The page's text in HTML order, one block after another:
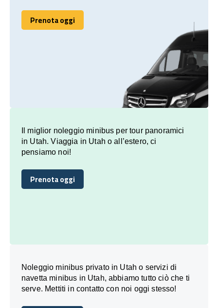
Prenota oggi
Prenota oggi
Il miglior noleggio minibus per tour panoramici
in Utah. Viaggia in Utah o all’estero, ci
pensiamo noi!
Prenota oggi
Prenota oggi
Noleggio minibus privato in Utah o servizi di
navetta minibus in Utah, abbiamo tutto ciò che ti
serve. Mettiti in contatto con noi oggi stesso!